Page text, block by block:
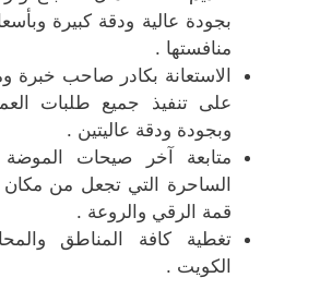
بجودة عالية ودقة كبيرة
منافستها .
الاستعانة بكادر صاحب خبرة
على تنفيذ جميع طلبات
وبجودة ودقة عاليتين .
متابعة آخر صيحات الموضة
الساحرة التي تجعل من
قمة الرقي والروعة .
تغطية كافة المناطق
الكويت .